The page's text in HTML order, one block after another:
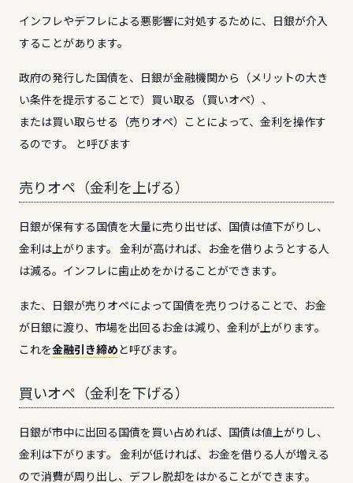
インフレやデフレによる悪影響に対処するために、日銀が介入
することがあります。
政府の発行した国債を、日銀が金融機関から（メリットの大き
い条件を提示することで）買い取る（買いオペ）、
または買い取らせる（売りオペ）ことによって、金利を操作す
るのです。 と呼びます
売りオペ（金利を上げる）
日銀が保有する国債を大量に売り出せば、国債は値下がりし、
金利は上がります。 金利が高ければ、お金を借りようとする人
は減る。インフレに歯止めをかけることができます。
また、日銀が売りオペによって国債を売りつけることで、お金
が日銀に渡り、市場を出回るお金は減り、金利が上がります。
これを金融引き締めと呼びます。
買いオペ（金利を下げる）
日銀が市中に出回る国債を買い占めれば、国債は値上がりし、
金利は下がります。 金利が低ければ、お金を借りる人が増える
ので消費が周り出し、デフレ脱却をはかることができます。